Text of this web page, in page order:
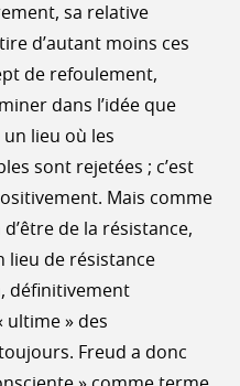
sa relative
d’autant moins ces
de refoulement,
dans l’idée que
un lieu où les
sont rejetées ; c’est
Mais comme
de la résistance,
lieu de résistance
définitivement
ultime » des
Freud a donc